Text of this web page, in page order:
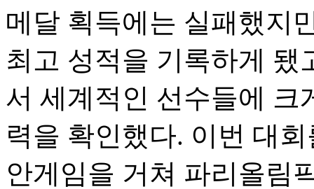
메달 획득에는 실패했지
최고 성적을 기록하게
서 세계적인 선수들에 크
력을 확인했다. 이번 대
안게임을 거쳐 파리올림